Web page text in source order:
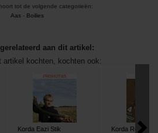
tot de volgende categorieën:
Aas- Boilies
aan dit artikel:
artikel kochten, kochten ook:
Korda Eazi Stik
Korda Ready